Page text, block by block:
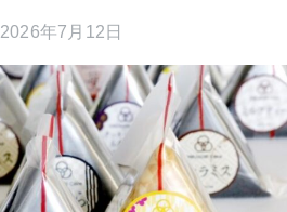
2026年7月12日